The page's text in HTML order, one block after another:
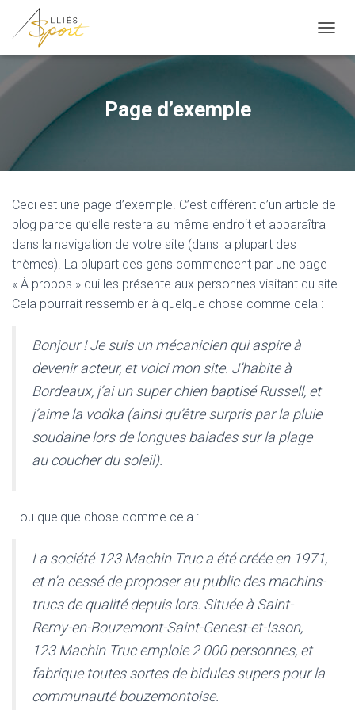
Page d’exemple
Ceci est une page d’exemple. C’est différent d’un article de
blog parce qu’elle restera au même endroit et apparaîtra
dans la navigation de votre site (dans la plupart des
thèmes). La plupart des gens commencent par une page
« À propos » qui les présente aux personnes visitant du site.
Cela pourrait ressembler à quelque chose comme cela :
Bonjour ! Je suis un mécanicien qui aspire à
devenir acteur, et voici mon site. J’habite à
Bordeaux, j’ai un super chien baptisé Russell, et
j’aime la vodka (ainsi qu’être surpris par la pluie
soudaine lors de longues balades sur la plage
au coucher du soleil).
…ou quelque chose comme cela :
La société 123 Machin Truc a été créée en 1971,
et n’a cessé de proposer au public des machins-
trucs de qualité depuis lors. Située à Saint-
Remy-en-Bouzemont-Saint-Genest-et-Isson,
123 Machin Truc emploie 2 000 personnes, et
fabrique toutes sortes de bidules supers pour la
communauté bouzemontoise.